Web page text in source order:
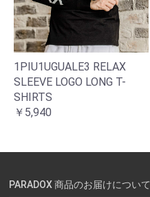
1PIU1UGUALE3 RELAX
SLEEVE LOGO LONG T-
SHIRTS
￥5,940
PARADOX 商品のお届けについて